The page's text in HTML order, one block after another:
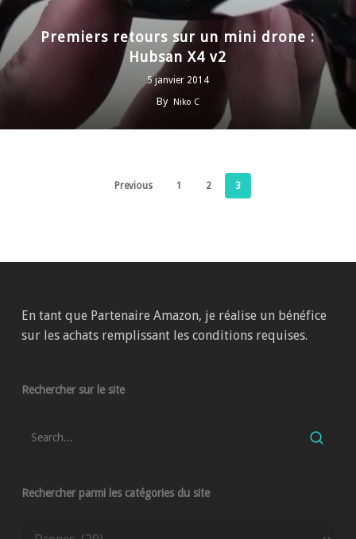
Premiers retours sur un mini drone :
Hubsan X4 v2
5 janvier 2014
By Niko C
Previous 1 2 3
En tant que Partenaire Amazon, je réalise un bénéfice
sur les achats remplissant les conditions requises.
Rechercher sur le site
Rechercher parmi les catégories du site
Rechercher